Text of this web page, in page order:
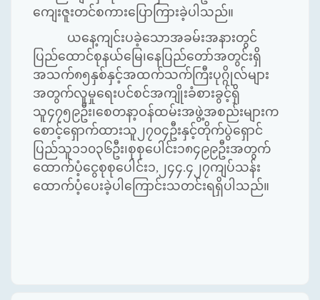
ကျေးဇူးတင်စကားပြောကြားခဲ့ပါသည်။
ယနေ့ကျင်းပခဲ့သောအခမ်းအနားတွင်
ပြည်ထောင်စုနယ်မြေ၊နေပြည်တော်အတွင်းရှိ
အသက်၈၅နှစ်နှင့်အထက်သက်ကြီးပုဂ္ဂိုလ်များ
အတွက်လူမှုရေးပင်စင်အကျိုးခံစားခွင့်ရှိ
သူ၄၇၅၉ဦး၊စေတနာ့ဝန်ထမ်းအဖွဲ့အစည်းများက
စောင့်ရှောက်ထားသူ၂၇၀၄ဦးနှင့်တိုက်ပွဲရှောင်
ပြည်သူ၁၁၀၃၆ဦး၊စုစုပေါင်း၁၈၄၉၉ဦးအတွက်
ထောက်ပံ့ငွေစုစုပေါင်း၁, ၂၄၄.၄၂၇ကျပ်သန်း
ထောက်ပံ့ပေးခဲ့ပါကြောင်းသတင်းရရှိပါသည်။